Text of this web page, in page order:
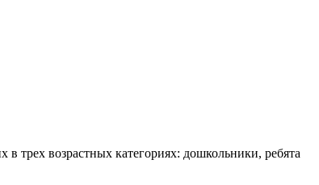
трех возрастных категориях: дошкольники, ребята